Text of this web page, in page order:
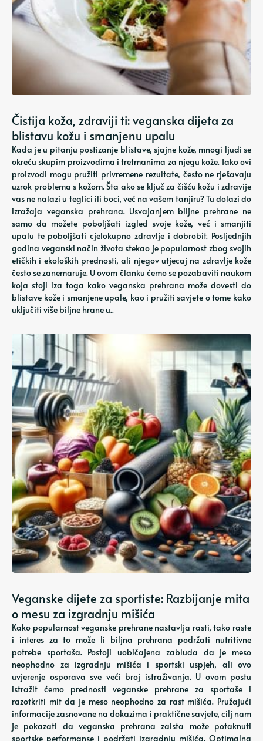
Čistija koža, zdraviji ti: veganska dijeta za
blistavu kožu i smanjenu upalu
Kada je u pitanju postizanje blistave, sjajne kože, mnogi ljudi se
okreću skupim proizvodima i tretmanima za njegu kože. Iako ovi
proizvodi mogu pružiti privremene rezultate, često ne rješavaju
uzrok problema s kožom. Šta ako se ključ za čišću kožu i zdravije
vas ne nalazi u teglici ili boci, već na vašem tanjiru? Tu dolazi do
izražaja veganska prehrana. Usvajanjem biljne prehrane ne
samo da možete poboljšati izgled svoje kože, već i smanjiti
upalu te poboljšati cjelokupno zdravlje i dobrobit. Posljednjih
godina veganski način života stekao je popularnost zbog svojih
etičkih i ekoloških prednosti, ali njegov utjecaj na zdravlje kože
često se zanemaruje. U ovom članku ćemo se pozabaviti naukom
koja stoji iza toga kako veganska prehrana može dovesti do
blistave kože i smanjene upale, kao i pružiti savjete o tome kako
uključiti više biljne hrane u..
Veganske dijete za sportiste: Razbijanje mita
o mesu za izgradnju mišića
Kako popularnost veganske prehrane nastavlja rasti, tako raste
i interes za to može li biljna prehrana podržati nutritivne
potrebe sportaša. Postoji uobičajena zabluda da je meso
neophodno za izgradnju mišića i sportski uspjeh, ali ovo
uvjerenje osporava sve veći broj istraživanja. U ovom postu
istražit ćemo prednosti veganske prehrane za sportaše i
razotkriti mit da je meso neophodno za rast mišića. Pružajući
informacije zasnovane na dokazima i praktične savjete, cilj nam
je pokazati da veganska prehrana zaista može potaknuti
sportske performanse i podržati izgradnju mišića. Optimalna